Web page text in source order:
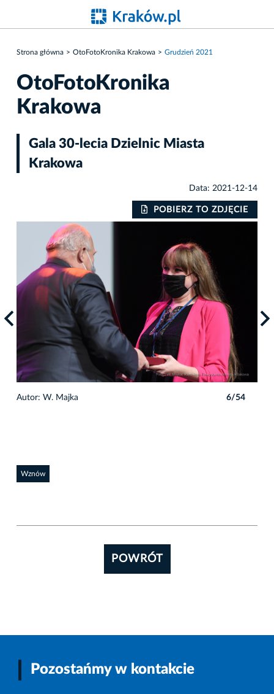
Strona główna OtoFotoKronika Krakowa Grudzień 2021
OtoFotoKronika
Krakowa
Gala 30-lecia Dzielnic Miasta
Krakowa
Data: 2021-12-14
POBIERZ TO ZDJĘCIE
Autor: W. Majka 6/54
Wznów
POWRÓT
Pozostańmy w kontakcie